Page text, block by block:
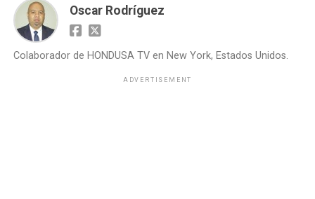
Oscar Rodríguez
Colaborador de HONDUSA TV en New York, Estados Unidos.
ADVERTISEMENT